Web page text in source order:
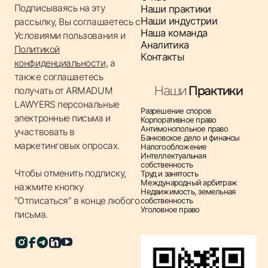
по соблюдению антикоррупционных норм и правил,
анализ рисков коррупционных действий.
✔ Разработка антикоррупционных программ –
помощь в создании и внедрении программ и
политик, предотвращающих коррупционные
правонарушения.
✔ Аудит антикоррупционных практик – оценка
существующих антикоррупционных мер в
компании, выявление слабых мест и рекомендации
по их улучшению.
✔ Защита прав по делам о коррупции –
представительство интересов клиентов по делам,
связанным с обвинениями в коррупции.
✔ Консультации по вопросам соответствия –
комплаенса и соответствия антикоррупционным
Подписываясь на эту
рассылку, Вы соглашаетесь с
Условиями пользования и
Политикой
конфиденциальности, а
также соглашаетесь
получать от ARMADUM
LAWYERS персональные
электронные письма и
участвовать в
маркетинговых опросах.
Чтобы отменить подписку,
нажмите кнопку
“Отписаться” в конце любого
письма.
Наши практики
Наши индустрии
Наша команда
Аналитика
Контакты
НашиПрактики
Разрешение споров
Корпоративное право
Антимонопольное право
Банковское дело и финансы
Налогообложение
Интеллектуальная
собственность
Труд и занятость
Международный арбитраж
Недвижимость, земельная
собственность
Уголовное право